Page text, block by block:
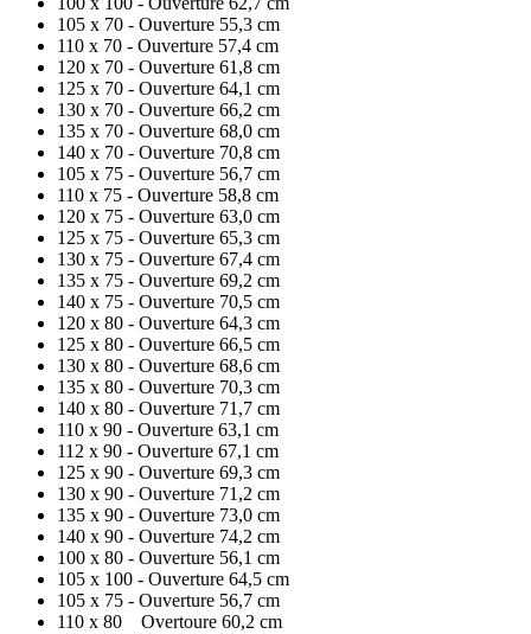
105 x 70 - Ouverture 55,3 cm
110 x 70 - Ouverture 57,4 cm
120 x 70 - Ouverture 61,8 cm
125 x 70 - Ouverture 64,1 cm
130 x 70 - Ouverture 66,2 cm
135 x 70 - Ouverture 68,0 cm
140 x 70 - Ouverture 70,8 cm
105 x 75 - Ouverture 56,7 cm
110 x 75 - Ouverture 58,8 cm
120 x 75 - Ouverture 63,0 cm
125 x 75 - Ouverture 65,3 cm
130 x 75 - Ouverture 67,4 cm
135 x 75 - Ouverture 69,2 cm
140 x 75 - Ouverture 70,5 cm
120 x 80 - Ouverture 64,3 cm
125 x 80 - Ouverture 66,5 cm
130 x 80 - Ouverture 68,6 cm
135 x 80 - Ouverture 70,3 cm
140 x 80 - Ouverture 71,7 cm
110 x 90 - Ouverture 63,1 cm
112 x 90 - Ouverture 67,1 cm
125 x 90 - Ouverture 69,3 cm
130 x 90 - Ouverture 71,2 cm
135 x 90 - Ouverture 73,0 cm
140 x 90 - Ouverture 74,2 cm
100 x 80 - Ouverture 56,1 cm
105 x 100 - Ouverture 64,5 cm
105 x 75 - Ouverture 56,7 cm
110 x 80 Overtoure 60,2 cm